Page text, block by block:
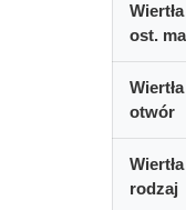
Wiertła
ost.
Wiertła
otwór
Wiertła
rodzaj